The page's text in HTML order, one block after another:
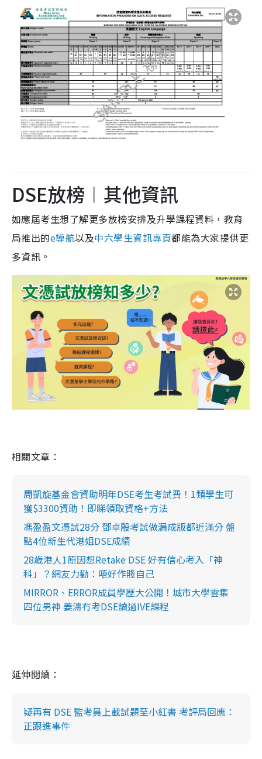
DSE放榜︱其他資訊
如應屆考生想了解更多放榜安排及升學課程資料，教育
局推出的e導航以及中六學生資訊專頁都能為大家提供更
多資訊。
相關文章：
周凱旋基金會資助明年DSE考生考試費！1類學生可
獲$3300資助！即睇領取資格+方法
馮盈盈文憑試28分 鄧卓殷考試做漏成版都近滿分 盤
點4位新生代港姐DSE成績
28歲港人1原因想Retake DSE 好有信心考入「神
科」？網友力勸：唔好作賤自己
MIRROR、ERROR成員學歷大公開！城市大學雲集
四位男神 姜濤冇考DSE讀過IVE課程
延伸閱讀：
疑再有 DSE 監考員上載試題至小紅書 考評局回應：
正跟進事件